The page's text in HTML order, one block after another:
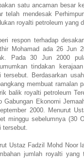
satu ancaman besar
telah mendesak
royalti petroleum yang
respon terhadap
Mohamad ada 26 Jun
Pada 30 Jun 2000
tindakan
tersebut. Berdasarkan
membuat ramalan
balik royalti petroleum
Gabungan Ekonomi
2000. Menurut
minggu sebelumnya (30
tersebut.
Ustaz Fadzil Mohd Noor
jumlah royalti yang